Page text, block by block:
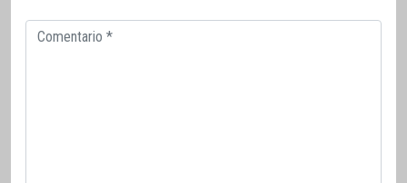
Comentario